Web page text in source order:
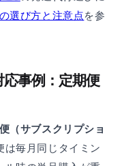
選び方と注意点を参
事例：定期便
（サブスクリプショ
は毎月同じタイミン